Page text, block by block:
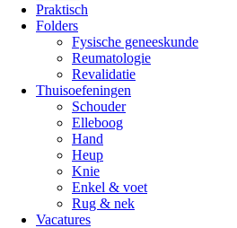
Praktisch
Folders
Fysische geneeskunde
Reumatologie
Revalidatie
Thuisoefeningen
Schouder
Elleboog
Hand
Heup
Knie
Enkel & voet
Rug & nek
Vacatures